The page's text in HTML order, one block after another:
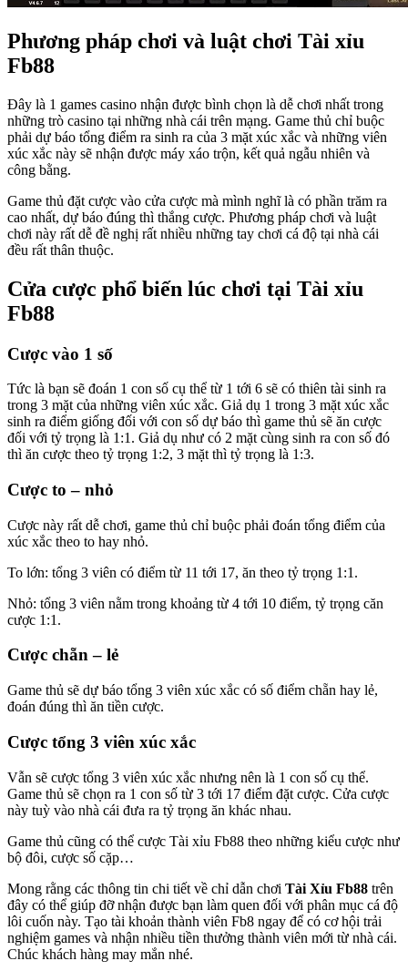
Phương pháp chơi và luật chơi Tài xỉu
Fb88
Đây là 1 games casino nhận được bình chọn là dễ chơi nhất trong
những trò casino tại những nhà cái trên mạng. Game thủ chỉ buộc
phải dự báo tổng điểm ra sinh ra của 3 mặt xúc xắc và những viên
xúc xắc này sẽ nhận được máy xáo trộn, kết quả ngẫu nhiên và
công bằng.
Game thủ đặt cược vào cửa cược mà mình nghĩ là có phần trăm ra
cao nhất, dự báo đúng thì thắng cược. Phương pháp chơi và luật
chơi này rất dễ đề nghị rất nhiều những tay chơi cá độ tại nhà cái
đều rất thân thuộc.
Cửa cược phổ biến lúc chơi tại Tài xỉu
Fb88
Cược vào 1 số
Tức là bạn sẽ đoán 1 con số cụ thể từ 1 tới 6 sẽ có thiên tài sinh ra
trong 3 mặt của những viên xúc xắc. Giả dụ 1 trong 3 mặt xúc xắc
sinh ra điểm giống đối với con số dự báo thì game thủ sẽ ăn cược
đối với tỷ trọng là 1:1. Giả dụ như có 2 mặt cùng sinh ra con số đó
thì ăn cược theo tỷ trọng 1:2, 3 mặt thì tỷ trọng là 1:3.
Cược to – nhỏ
Cược này rất dễ chơi, game thủ chỉ buộc phải đoán tổng điểm của
xúc xắc theo to hay nhỏ.
To lớn: tổng 3 viên có điểm từ 11 tới 17, ăn theo tỷ trọng 1:1.
Nhỏ: tổng 3 viên nằm trong khoảng từ 4 tới 10 điểm, tỷ trọng căn
cược 1:1.
Cược chẵn – lẻ
Game thủ sẽ dự báo tổng 3 viên xúc xắc có số điểm chẵn hay lẻ,
đoán đúng thì ăn tiền cược.
Cược tổng 3 viên xúc xắc
Vẫn sẽ cược tổng 3 viên xúc xắc nhưng nên là 1 con số cụ thể.
Game thủ sẽ chọn ra 1 con số từ 3 tới 17 điểm đặt cược. Cửa cược
này tuỳ vào nhà cái đưa ra tỷ trọng ăn khác nhau.
Game thủ cũng có thể cược Tài xỉu Fb88 theo những kiểu cược như
bộ đôi, cược số cặp…
Mong rằng các thông tin chi tiết về chỉ dẫn chơi Tài Xỉu Fb88 trên
đây có thể giúp đỡ nhận được bạn làm quen đối với phân mục cá độ
lôi cuốn này. Tạo tài khoản thành viên Fb8 ngay để có cơ hội trải
nghiệm games và nhận nhiều tiền thưởng thành viên mới từ nhà cái.
Chúc khách hàng may mắn nhé.